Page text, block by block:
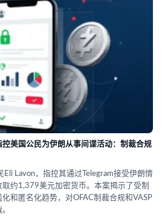
美国公民为伊朗从事间谍活动：制裁合规
Lavon，指控其通过Telegram接受伊朗情
约1,379美元加密货币。本案揭示了受制
和匿名化趋势，对OFAC制裁合规和VASP